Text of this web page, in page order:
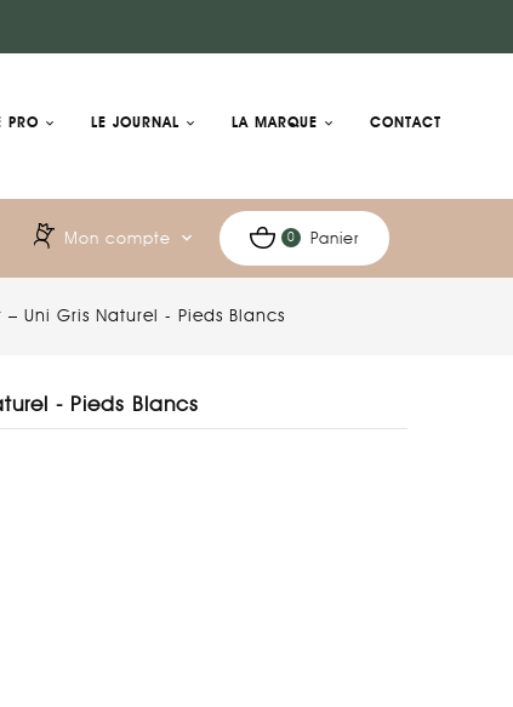
PRO LE JOURNAL LA MARQUE CONTACT
0 Panier
Mon compte expand_more
Uni Gris Naturel - Pieds Blancs
- Pieds Blancs